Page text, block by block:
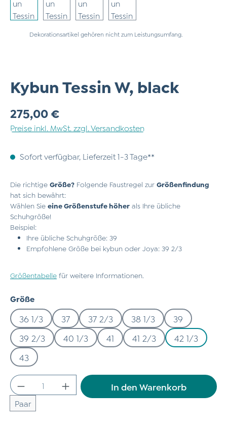
Dekorationsartikel gehören nicht zum Leistungsumfang.
Kybun Tessin W, black
Regulärer Preis:
275,00 €
Preise inkl. MwSt. zzgl. Versandkosten
Sofort verfügbar, Lieferzeit 1-3 Tage**
Die richtige Größe? Folgende Faustregel zur Größenfindung
hat sich bewährt:
Wählen Sie eine Größenstufe höher als Ihre übliche
Schuhgröße!
Beispiel:
Ihre übliche Schuhgröße: 39
Empfohlene Größe bei kybun oder Joya: 39 2/3
Größentabelle für weitere Informationen.
Größeauswählen
36 1/3 37 37 2/3 38 1/3
39
39 2/3
40 1/3 41 41 2/3
42 1/3
43
Produkt Anzahl: Gib den gewünschten
Paar
In den Warenkorb